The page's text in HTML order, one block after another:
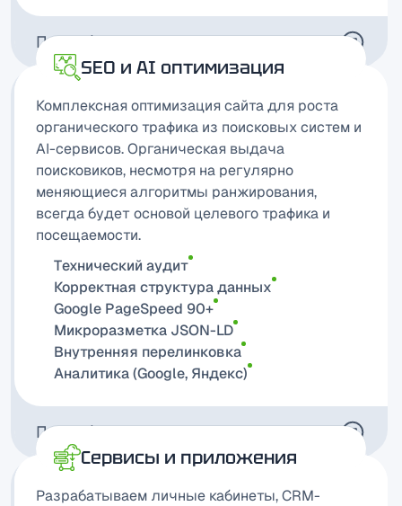
Подробнее
SEO и AI оптимизация
Комплексная оптимизация сайта для роста
органического трафика из поисковых систем и
AI-сервисов. Органическая выдача
поисковиков, несмотря на регулярно
меняющиеся алгоритмы ранжирования,
всегда будет основой целевого трафика и
посещаемости.
Tехнический аудит
Корректная структура данных
Google PageSpeed 90+
Микроразметка JSON-LD
Внутренняя перелинковка
Аналитика (Google, Яндекс)
Подробнее
Сервисы и приложения
Разрабатываем личные кабинеты, CRM-